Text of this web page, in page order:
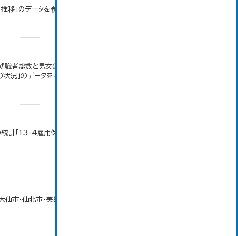
」のデータを参照しています。
職者総数と男女の合計が一致しないのは、求職登録にお
」のデータを参照しています。
計「13-4雇用保険の給付状況」のデータを参照してい
市・仙北市・美郷町）の合計。 大仙市の統計「13-1 労